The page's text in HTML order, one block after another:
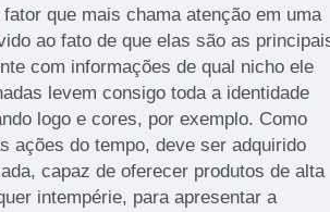
que mais chama atenção em uma
ao fato de que elas são as
com informações de qual nicho ele
levem consigo toda a identidade
logo e cores, por exemplo. Como
ações do tempo, deve ser adquirido
capaz de oferecer produtos de alta
intempérie, para apresentar a